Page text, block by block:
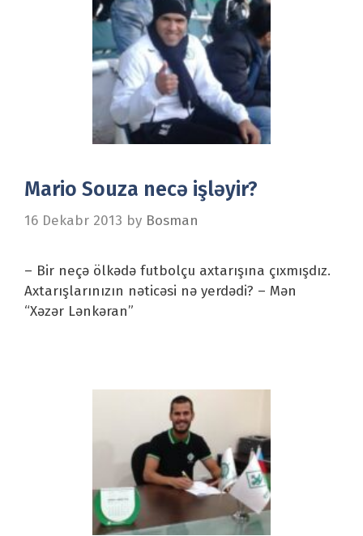
Mario Souza necə işləyir?
16 Dekabr 2013 by Bosman
– Bir neçə ölkədə futbolçu axtarışına çıxmışdız.
Axtarışlarınızın nəticəsi nə yerdədi? – Mən
“Xəzər Lənkəran”